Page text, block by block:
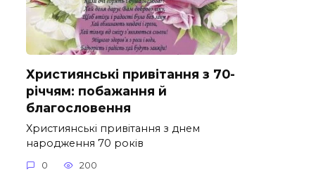
Християнські привітання з 70-
річчям: побажання й
благословення
Християнські привітання з днем
народження 70 років
0 200